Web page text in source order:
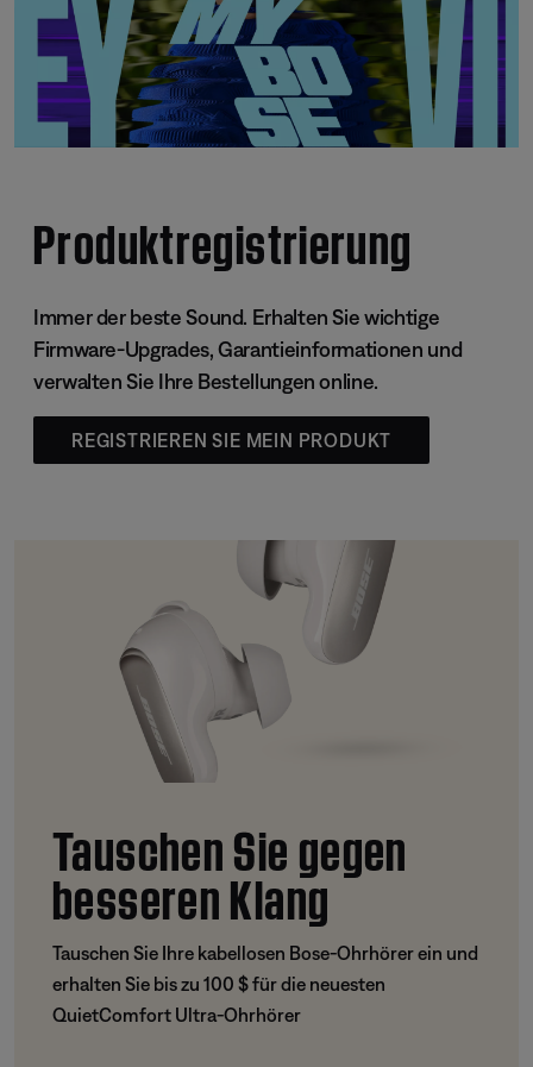
Produktregistrierung
Immer der beste Sound. Erhalten Sie wichtige
Firmware-Upgrades, Garantieinformationen und
verwalten Sie Ihre Bestellungen online.
REGISTRIEREN SIE MEIN PRODUKT
Tauschen Sie gegen
besseren Klang
Tauschen Sie Ihre kabellosen Bose-Ohrhörer ein und
erhalten Sie bis zu 100 $ für die neuesten
QuietComfort Ultra-Ohrhörer